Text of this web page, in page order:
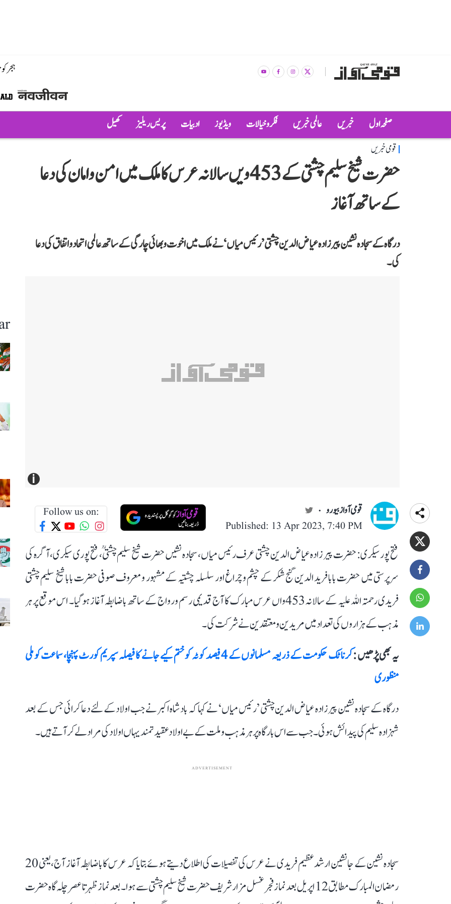
ہجر
صفحہ اول خبریں عالمی خبریں فکر و خیالات ویڈیوز ادبیات پریس ریلیز کھیل
قومی خبریں
حضرت شیخ سلیم چشتی کے 453ویں سالانہ عرس کا ملک میں امن و امان کی دعا
کے ساتھ آغاز
درگاہ کے سجادہ نشین پیرزادہ عیاض الدین چشتی ’رئیس میاں‘ نے ملک میں اخوت و بھائی چارگی کے ساتھ عالمی اتحاد و اتفاق کی دعا
کی۔
i
قومی آواز بیورو
Published: 13 Apr 2023, 7:40 PM
Follow us on:
فتح پور سیکری: حضرت پیر زادہ عیاض الدین چشتی عرف رئیس میاں، سجادہ نشیں حضرت شیخ سلیم چشتیؒ، فتح پوری سیکری، آگرہ کی
سرپرستی میں حضرت بابا فرید الدین گنج شکر کے چشم و چراغ اور سلسلہ چشتیہ کے مشہور و معرو ف صوفی حضرت بابا شیخ سلیم چشتی
فریدی رحمتہ اللہ علیہ کے سالانہ 453واں عرس مبارک کا آج قدیمی رسم ورواج کے ساتھ باضابطہ آغاز ہوگیا۔ اس موقع پر ہر
مذہب کے ہزاروں کی تعداد میں مریدین ومعتقدین نے شرکت کی۔
یہ بھی پڑھیں :
کرناٹک حکومت کے ذریعہ مسلمانوں کے 4 فیصد کوٹہ کو ختم کیے جانے کا فیصلہ سپریم کورٹ پہنچا، سماعت کو ملی
منظوری
درگاہ کے سجادہ نشین پیرزادہ عیاض الدین چشتی ’رئیس میاں‘ نے کہا کہ بادشاہ اکبر نے جب اولاد کے لئے دعا کرائی جس کے بعد
شہزادہ سلیم کی پیدائش ہوئی۔ جب سے اس بارگاہ پر ہر مذہب و ملت کے بے اولاد عقیدتمند یہاں اولاد کی مراد لے کر آتے ہیں۔
ADVERTISEMENT
سجادہ نشین کے جانشین ارشد عظیم فریدی نے عرس کی تفصیلات کی اطلاع دیتے ہوئے بتایا کہ عرس کا باضابطہ آغاز آج، یعنی 20
رمضان المبارک مطابق 12 اپریل بعد نماز فجر غسل مزار شریف حضرت شیخ سلیم چشتی سے ہوا۔ بعد نماز ظہر تا عصر چلہ گاہ حضرت